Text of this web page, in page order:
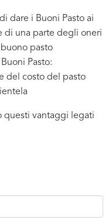
dare i Buoni Pasto ai
di una parte degli oneri
pasto
Pasto:
del costo del pasto
questi vantaggi legati